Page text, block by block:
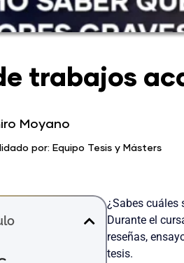
trabajos
Moyano
por: Equipo Tesis y Másters
¿Sabes cuáles
Durante el
reseñas,
tesis.